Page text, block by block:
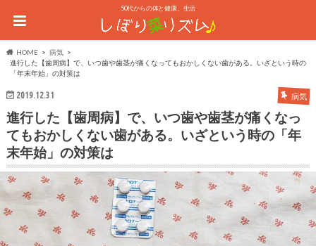
50代からの体と健康、生活
HOME
病気
進行した【歯周病】で、いつ歯や歯茎が痛くなってもおかしくない歯がある。いざという時の
「年末年始」の対策は
2019.12.31 病気
進行した【歯周病】で、いつ歯や歯茎が痛くなっ
てもおかしくない歯がある。いざという時の「年
末年始」の対策は